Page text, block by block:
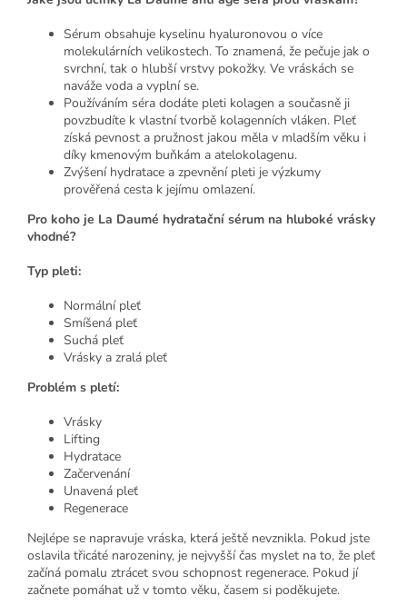
Sérum obsahuje kyselinu hyaluronovou o více
molekulárních velikostech. To znamená, že pečuje jak o
svrchní, tak o hlubší vrstvy pokožky. Ve vráskách se
naváže voda a vyplní se.
Používáním séra dodáte pleti kolagen a současně ji
povzbudíte k vlastní tvorbě kolagenních vláken. Pleť
získá pevnost a pružnost jakou měla v mladším věku i
díky kmenovým buňkám a atelokolagenu.
Zvýšení hydratace a zpevnění pleti je výzkumy
prověřená cesta k jejímu omlazení.
Pro koho je La Daumé hydratační sérum na hluboké vrásky
vhodné?
Typ pleti:
Normální pleť
Smíšená pleť
Suchá pleť
Vrásky a zralá pleť
Problém s pletí:
Vrásky
Lifting
Hydratace
Začervenání
Unavená pleť
Regenerace
Nejlépe se napravuje vráska, která ještě nevznikla. Pokud jste
oslavila třicáté narozeniny, je nejvyšší čas myslet na to, že pleť
začíná pomalu ztrácet svou schopnost regenerace. Pokud jí
začnete pomáhat už v tomto věku, časem si poděkujete.